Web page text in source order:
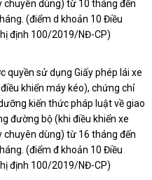
chuyên dùng) từ 10 tháng đến
(điểm d khoản 10 Điều
định 100/2019/NĐ-CP)
quyền sử dụng Giấy phép lái xe
khiển máy kéo), chứng chỉ
kiến thức pháp luật về giao
đường bộ (khi điều khiển xe
chuyên dùng) từ 16 tháng đến
(điểm đ khoản 10 Điều
định 100/2019/NĐ-CP)